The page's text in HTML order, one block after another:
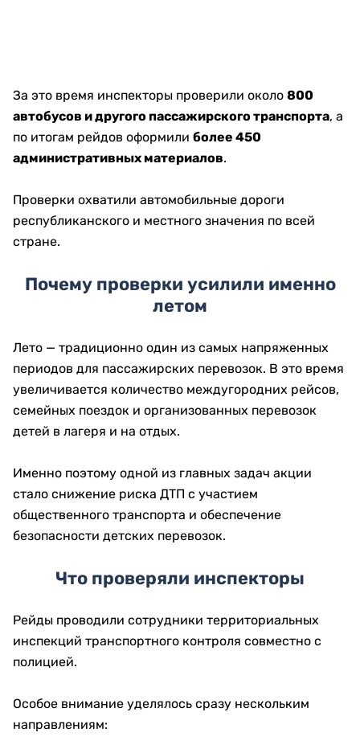
За это время инспекторы проверили около 800
автобусов и другого пассажирского транспорта, а
по итогам рейдов оформили более 450
административных материалов.
Проверки охватили автомобильные дороги
республиканского и местного значения по всей
стране.
Почему проверки усилили именно
летом
Лето — традиционно один из самых напряженных
периодов для пассажирских перевозок. В это время
увеличивается количество междугородних рейсов,
семейных поездок и организованных перевозок
детей в лагеря и на отдых.
Именно поэтому одной из главных задач акции
стало снижение риска ДТП с участием
общественного транспорта и обеспечение
безопасности детских перевозок.
Что проверяли инспекторы
Рейды проводили сотрудники территориальных
инспекций транспортного контроля совместно с
полицией.
Особое внимание уделялось сразу нескольким
направлениям: